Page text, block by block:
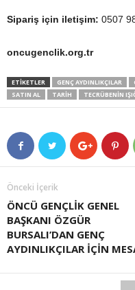
Sipariş için iletişim: 0507
oncugenclik.org.tr
ETIKETLER GENÇ AYDINLIKÇILAR
SATIN AL
TARIH TECRÜBENIN
Önceki İçerik
ÖNCÜ GENÇLİK GENEL
BAŞKANI ÖZGÜR
BURSALI’DAN GENÇ
AYDINLIKÇILAR İÇİN